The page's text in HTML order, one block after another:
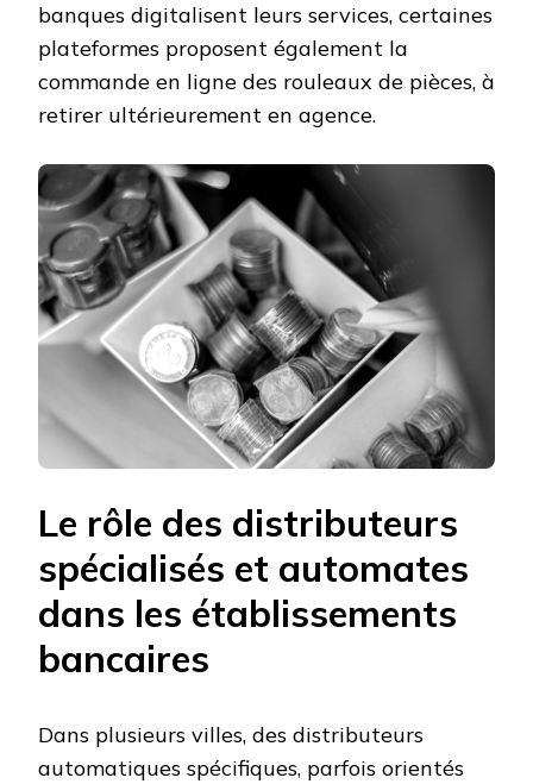
banques digitalisent leurs services, certaines
plateformes proposent également la
commande en ligne des rouleaux de pièces, à
retirer ultérieurement en agence.
Le rôle des distributeurs
spécialisés et automates
dans les établissements
bancaires
Dans plusieurs villes, des distributeurs
automatiques spécifiques, parfois orientés